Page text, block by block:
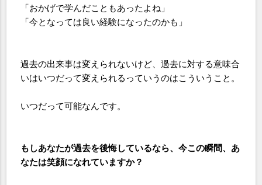
「おかげで学んだこともあったよね」
「今となっては良い経験になったのかも」
過去の出来事は変えられないけど、過去に対する意味合
いはいつだって変えられるっていうのはこういうこと。
いつだって可能なんです。
もしあなたが過去を後悔しているなら、今この瞬間、あ
なたは笑顔になれていますか？